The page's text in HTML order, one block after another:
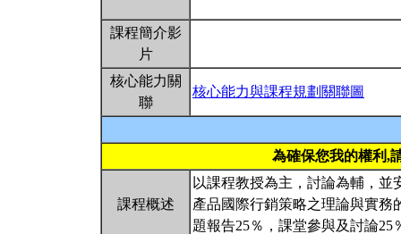
課程簡介影
片
核心能力關
聯
核心能力與課程規劃關聯圖
為確保您我的權利,
課程概述
以課程教授為主，討論為輔，
產品國際行銷策略之理論與實務
題報告25％，課堂參與及討論25